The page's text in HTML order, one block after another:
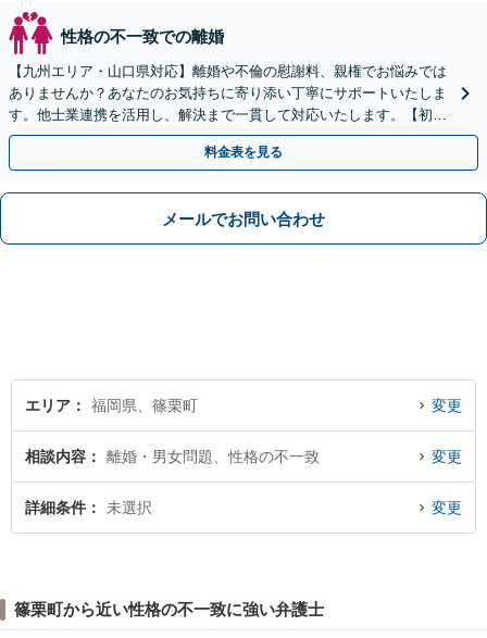
性格の不一致での離婚
【九州エリア・山口県対応】離婚や不倫の慰謝料、親権でお悩みでは
ありませんか？あなたのお気持ちに寄り添い丁寧にサポートいたしま
す。他士業連携を活用し、解決まで一貫して対応いたします。【初回
相談60分無料】
料金表を見る
メールでお問い合わせ
エリア 福岡県、篠栗町 変更
相談内容 離婚・男女問題、性格の不一致 変更
詳細条件 未選択 変更
篠栗町から近い性格の不一致に強い弁護士